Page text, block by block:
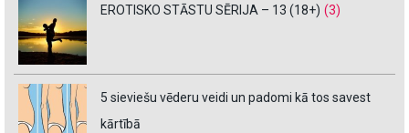
EROTISKO STĀSTU SĒRIJA – 13 (18+) (3)
5 sieviešu vēderu veidi un padomi kā tos savest
kārtībā